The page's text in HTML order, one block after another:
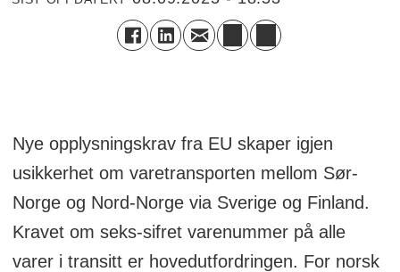
Nye opplysningskrav fra EU skaper igjen
usikkerhet om varetransporten mellom Sør-
Norge og Nord-Norge via Sverige og Finland.
Kravet om seks-sifret varenummer på alle
varer i transitt er hovedutfordringen. For norsk